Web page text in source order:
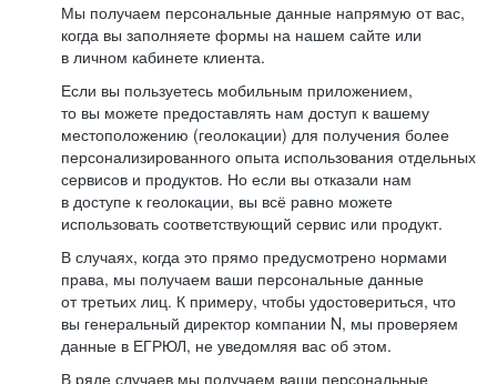
Мы получаем персональные данные напрямую от вас,
когда вы заполняете формы на нашем сайте или
в личном кабинете клиента.
Если вы пользуетесь мобильным приложением,
то вы можете предоставлять нам доступ к вашему
местоположению (геолокации) для получения более
персонализированного опыта использования отдельных
сервисов и продуктов. Но если вы отказали нам
в доступе к геолокации, вы всё равно можете
использовать соответствующий сервис или продукт.
В случаях, когда это прямо предусмотрено нормами
права, мы получаем ваши персональные данные
от третьих лиц. К примеру, чтобы удостовериться, что
вы генеральный директор компании N, мы проверяем
данные в ЕГРЮЛ, не уведомляя вас об этом.
В ряде случаев мы получаем ваши персональные